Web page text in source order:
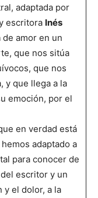
adaptada por
escritora Inés
amor en un
que nos sitúa
que nos
y que llega a la
emoción, por el
en verdad está
adaptado a
para conocer de
escritor y un
y el dolor, a la